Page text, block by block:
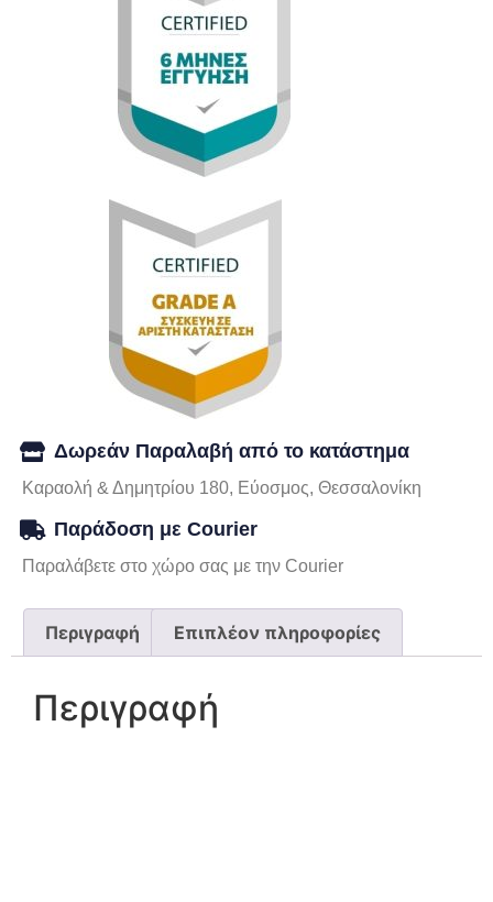
Δωρεάν Παραλαβή από το κατάστημα
Καραολή & Δημητρίου 180, Εύοσμος, Θεσσαλονίκη
Παράδοση με Courier
Παραλάβετε στο χώρο σας με την Courier
Περιγραφή Επιπλέον πληροφορίες
Περιγραφή